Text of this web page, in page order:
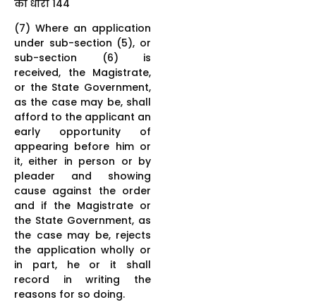
की धारा 144
(7) Where an application
under sub-section (5), or
sub-section (6) is
received, the Magistrate,
or the State Government,
as the case may be, shall
afford to the applicant an
early opportunity of
appearing before him or
it, either in person or by
pleader and showing
cause against the order
and if the Magistrate or
the State Government, as
the case may be, rejects
the application wholly or
in part, he or it shall
record in writing the
reasons for so doing.